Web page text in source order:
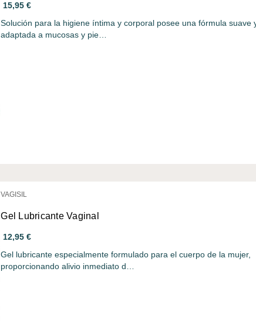
15,95 €
Solución para la higiene íntima y corporal posee una fórmula suave
adaptada a mucosas y pie…
VAGISIL
Gel Lubricante Vaginal
12,95 €
Gel lubricante especialmente formulado para el cuerpo de la mujer,
proporcionando alivio inmediato d…